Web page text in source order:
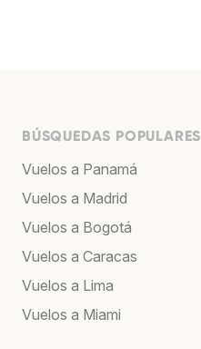
BÚSQUEDAS POPULARES
Vuelos a Panamá
Vuelos a Madrid
Vuelos a Bogotá
Vuelos a Caracas
Vuelos a Lima
Vuelos a Miami